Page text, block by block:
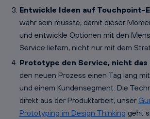
Entwickle Ideen auf Touchpoint-
wahr sein müsste, damit dieser
und entwickle Optionen mit den
Service liefern, nicht nur mit dem
Prototype den Service, nicht
den neuen Prozess einen Tag lang
und einem Kundensegment. Die
direkt aus der Produktarbeit, unser
Prototyping im Design Thinking geht